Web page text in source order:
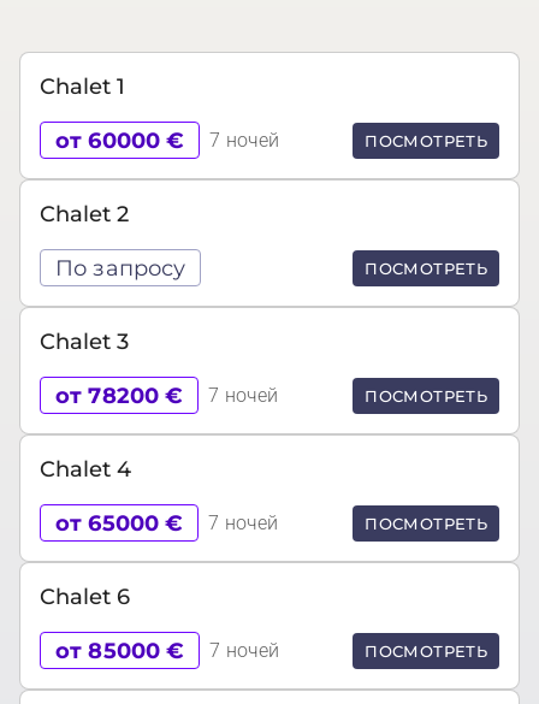
Chalet 1
от 60000 € 7 ночей ПОСМОТРЕТЬ
Chalet 2
По запросу ПОСМОТРЕТЬ
Chalet 3
от 78200 € 7 ночей ПОСМОТРЕТЬ
Chalet 4
от 65000 € 7 ночей ПОСМОТРЕТЬ
Chalet 6
от 85000 € 7 ночей ПОСМОТРЕТЬ